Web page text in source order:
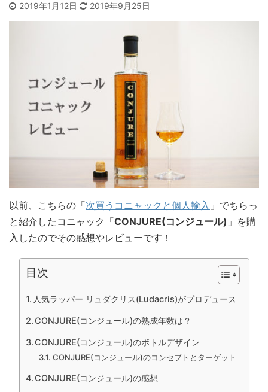
2019年1月12日 2019年9月25日
以前、こちらの「次買うコニャックと個人輸入 」でちらっ
と紹介したコニャック「CONJURE(コンジュール) 」を購
入したのでその感想やレビューです！
目次
人気ラッパー リュダクリス(Ludacris)がプロデュース
CONJURE(コンジュール)の熟成年数は？
CONJURE(コンジュール)のボトルデザイン
CONJURE(コンジュール)のコンセプトとターゲット
CONJURE(コンジュール)の感想